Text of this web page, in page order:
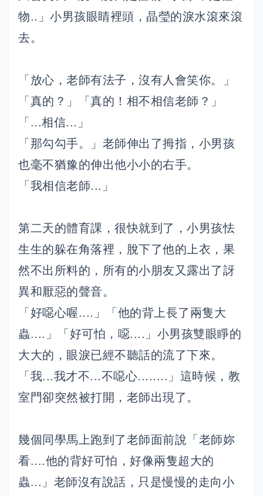
物..」小男孩眼睛裡頭，晶瑩的淚水滾來滾
去。
「放心，老師有法子，沒有人會笑你。」
「真的？」「真的！相不相信老師？」
「...相信...」
「那勾勾手。」老師伸出了拇指，小男孩
也毫不猶豫的伸出他小小的右手。
「我相信老師...」
第二天的體育課，很快就到了，小男孩怯
生生的躲在角落裡，脫下了他的上衣，果
然不出所料的，所有的小朋友又露出了訝
異和厭惡的聲音。
「好噁心喔....」「他的背上長了兩隻大
蟲....」「好可怕，噁....」小男孩雙眼睜的
大大的，眼淚已經不聽話的流了下來。
「我...我才不...不噁心........」這時候，教
室門卻突然被打開，老師出現了。
幾個同學馬上跑到了老師面前說「老師妳
看....他的背好可怕，好像兩隻超大的
蟲...」老師沒有說話，只是慢慢的走向小